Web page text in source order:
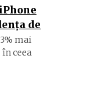
de
mai
ceea